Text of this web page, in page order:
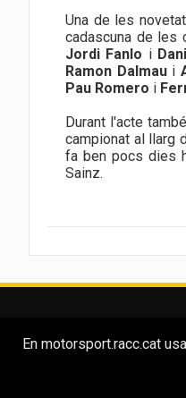
Una de les
cadascuna de les
Jordi Fanlo i
Ramon Dalmau i
Pau Romero i
Durant l'acte
campionat al llarg
fa ben pocs dies
Sainz.
En motorsport.racc.cat